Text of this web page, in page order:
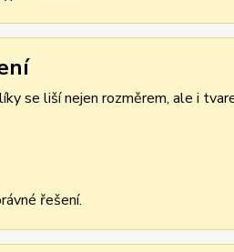
se liší nejen rozměrem, ale i
řešení.